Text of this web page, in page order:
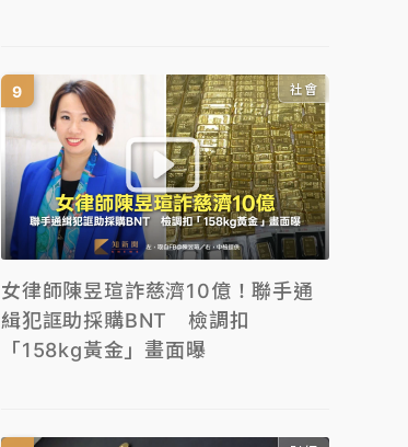
社會
女律師陳昱瑄詐慈濟10億！聯手通
緝犯誆助採購BNT 檢調扣
「158kg黃金」畫面曝